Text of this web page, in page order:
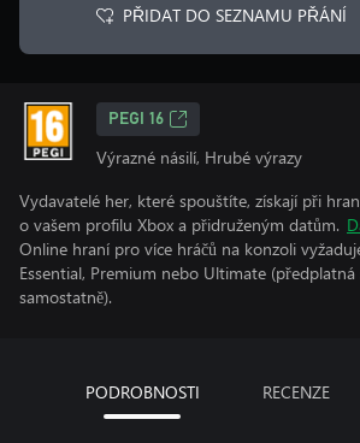
PŘIDAT DO SEZNAMU PŘÁNÍ
PEGI 16
Výrazné násilí, Hrubé výrazy
Vydavatelé her, které spouštíte, získají při
o vašem profilu Xbox a přidruženým datům.
Online hraní pro více hráčů na konzoli
Essential, Premium nebo Ultimate
samostatně).
PODROBNOSTI RECENZE